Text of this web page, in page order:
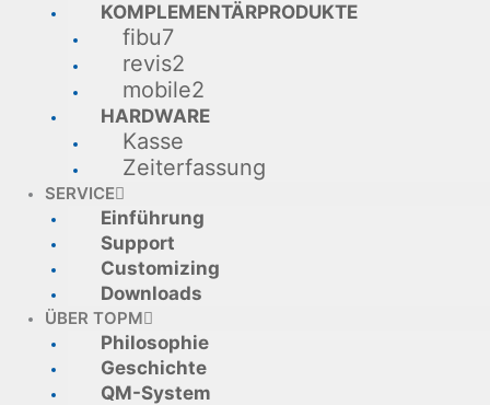
KOMPLEMENTÄRPRODUKTE
fibu7
revis2
mobile2
HARDWARE
Kasse
Zeiterfassung
SERVICE
Einführung
Support
Customizing
Downloads
ÜBER TOPM
Philosophie
Geschichte
QM-System